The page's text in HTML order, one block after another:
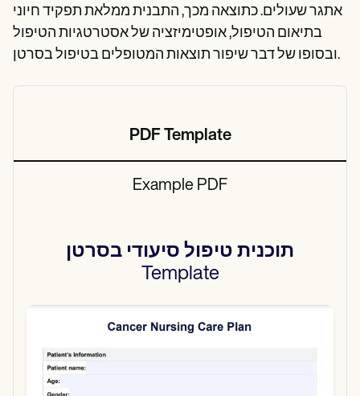
אתגר שעולים. כתוצאה מכך, התבנית ממלאת תפקיד חיוני
בתיאום הטיפול, אופטימיזציה של אסטרטגיות הטיפול
ובסופו של דבר שיפור תוצאות המטופלים בטיפול בסרטן.
PDF Template
Example PDF
תוכנית טיפול סיעודי בסרטן
Template